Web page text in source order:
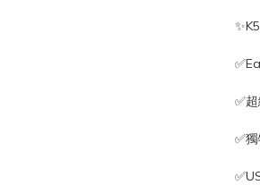
✅
✅